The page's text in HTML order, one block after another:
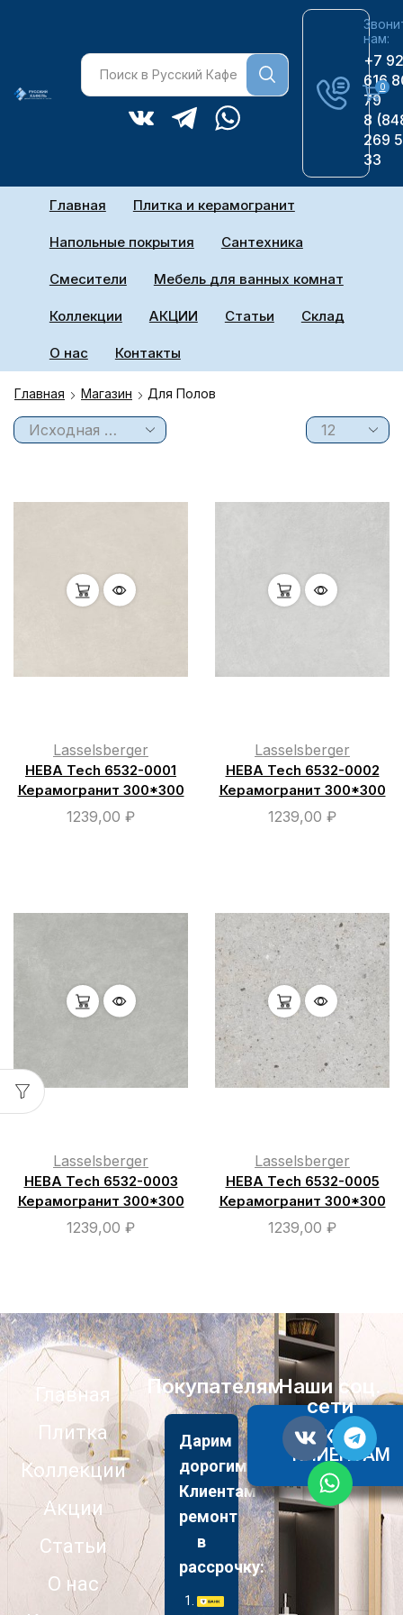
нам:
+7
616
79
8
269
33
0
Главная Плитка и керамогранит
Напольные покрытия Сантехника
Смесители Мебель для ванных комнат
Коллекции АКЦИИ Статьи Склад
О нас Контакты
Главная Магазин Для Полов
Lasselsberger
НЕВА Tech 6532-0001
Керамогранит 300*300
1239,00 ₽
Lasselsberger
НЕВА Tech 6532-0002
Керамогранит 300*300
1239,00 ₽
Lasselsberger
НЕВА Tech 6532-0003
Керамогранит 300*300
1239,00 ₽
Lasselsberger
НЕВА Tech 6532-0005
Керамогранит 300*300
1239,00 ₽
Главная
Плитка
Коллекции
Акции
Статьи
О нас
Покупателям
Дарим
дорогим
Клиентам
ремонт
в
рассрочку:
АКЦИИ
КЛИЕНТАМ
Наши соц.
сети